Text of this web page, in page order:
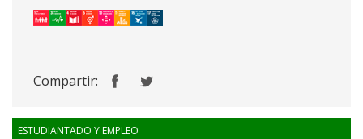
Compartir:
ESTUDIANTADO Y EMPLEO